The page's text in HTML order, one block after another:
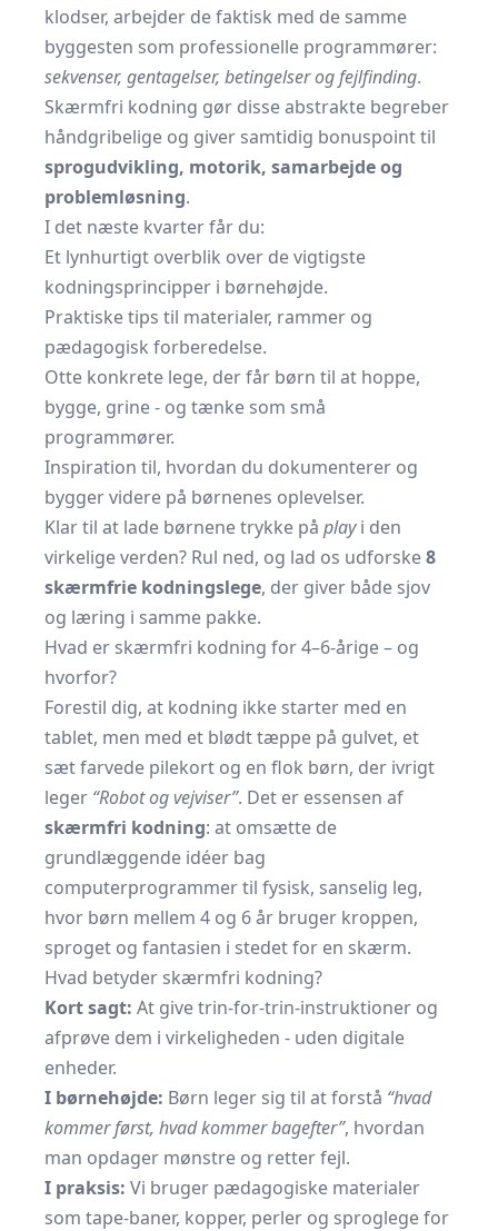
klodser, arbejder de faktisk med de samme
byggesten som professionelle programmører:
sekvenser, gentagelser, betingelser og fejlfinding.
Skærmfri kodning gør disse abstrakte begreber
håndgribelige og giver samtidig bonuspoint til
sprogudvikling, motorik, samarbejde og
problemløsning.
I det næste kvarter får du:
Et lynhurtigt overblik over de vigtigste
kodningsprincipper i børnehøjde.
Praktiske tips til materialer, rammer og
pædagogisk forberedelse.
Otte konkrete lege, der får børn til at hoppe,
bygge, grine - og tænke som små
programmører.
Inspiration til, hvordan du dokumenterer og
bygger videre på børnenes oplevelser.
Klar til at lade børnene trykke på playi den
virkelige verden? Rul ned, og lad os udforske8
skærmfrie kodningslege, der giver både sjov
og læring i samme pakke.
Hvad er skærmfri kodning for 4–6-årige – og
hvorfor?
Forestil dig, at kodning ikke starter med en
tablet, men med et blødt tæppe på gulvet, et
sæt farvede pilekort og en flok børn, der ivrigt
leger “Robot og vejviser”. Det er essensen af
skærmfri kodning: at omsætte de
grundlæggende idéer bag
computerprogrammer til fysisk, sanselig leg,
hvor børn mellem 4 og 6 år bruger kroppen,
sproget og fantasien i stedet for en skærm.
Hvad betyder skærmfri kodning?
Kort sagt: At give trin-for-trin-instruktioner og
afprøve dem i virkeligheden - uden digitale
enheder.
I børnehøjde: Børn leger sig til at forstå “hvad
kommer først, hvad kommer bagefter”, hvordan
man opdager mønstre og retter fejl.
I praksis: Vi bruger pædagogiske materialer
som tape-baner, kopper, perler og sproglege for